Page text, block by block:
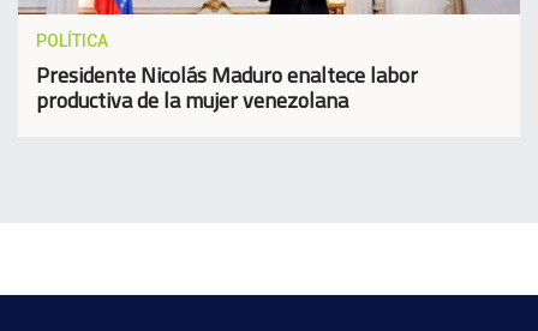
POLÍTICA
Presidente Nicolás Maduro enaltece labor
productiva de la mujer venezolana